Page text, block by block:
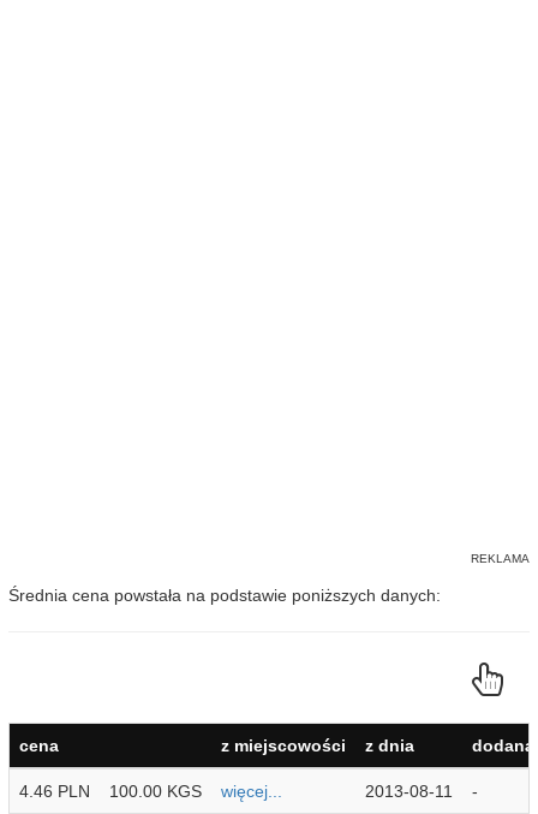
Średnia cena powstała na podstawie poniższych danych:
cena z miejscowości z dnia dodana
4.46 PLN 100.00 KGS więcej... 2013-08-11 -